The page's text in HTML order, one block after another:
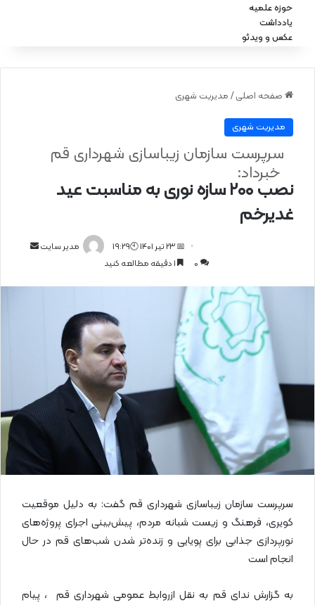
حوزه علمیه
یادداشت
عکس و ویدئو
صفحه اصلی / مدیریت شهری
مدیریت شهری
نصب ۲۰۰ سازه نوری به مناسبت عید
غدیرخم
سرپرست سازمان زیباسازی شهرداری قم
خبرداد:
مدیر سایت
📅 23 تیر 1401 🕙19:29
0
سرپرست سازمان زیباسازی شهرداری قم گفت: به دلیل موقعیت
کویری، فرهنگ و زیست شبانه مردم، پیش‌بینی اجرای پروژه‌های
نورپردازی جذابی برای پویایی و زنده‌تر شدن شب‌های قم در حال
انجام است
به گزارش ندای قم به نقل ازروابط عمومی شهرداری قم ، پیام